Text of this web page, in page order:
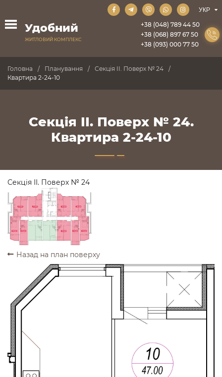
Удобний
ЖИТЛОВИЙ КОМПЛЕКС
+38 (048) 789 44 50
+38 (068) 897 67 50
+38 (093) 000 77 50
Головна Планування
Секція II. Поверх № 24
Квартира 2-24-10
Секція II. Поверх № 24.
Квартира 2-24-10
Секція II. Поверх № 24
ПРОДАНО ПРОДАНО
ПРОДАНО
ПРОДАНО
ПРОДАНО
ПРОДАНО
ПРОДАНО
Назад на план поверху